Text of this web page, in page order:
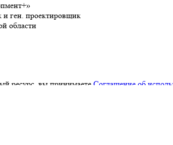
и ген. проектировщик
области
ресурс, вы принимаете Соглашение об